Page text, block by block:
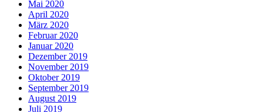
Mai 2020
April 2020
März 2020
Februar 2020
Januar 2020
Dezember 2019
November 2019
Oktober 2019
September 2019
August 2019
Juli 2019